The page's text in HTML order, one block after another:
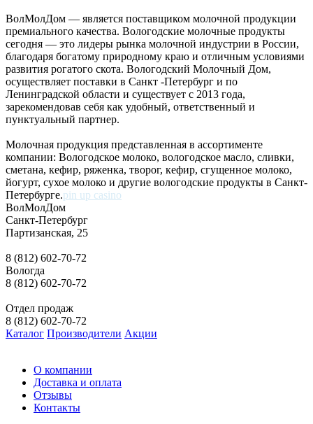
ВолМолДом — является поставщиком молочной продукции
премиального качества. Вологодские молочные продукты
сегодня — это лидеры рынка молочной индустрии в России,
благодаря богатому природному краю и отличным условиями
развития рогатого скота. Вологодский Молочный Дом,
осуществляет поставки в Санкт -Петербург и по
Ленинградской области и существует с 2013 года,
зарекомендовав себя как удобный, ответственный и
пунктуальный партнер.
Молочная продукция представленная в ассортименте
компании: Вологодское молоко, вологодское масло, сливки,
сметана, кефир, ряженка, творог, кефир, сгущенное молоко,
йогурт, сухое молоко и другие вологодские продукты в Санкт-
Петербурге.pin up casino
ВолМолДом
Санкт-Петербург
Партизанская, 25
8 (812) 602-70-72
Вологда
8 (812) 602-70-72
Отдел продаж
8 (812) 602-70-72
Каталог Производители Акции
О компании
Доставка и оплата
Отзывы
Контакты